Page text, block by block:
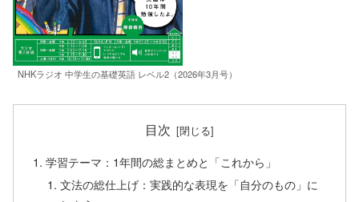
NHKラジオ 中学生の基礎英語 レベル2（2026年3月号）
目次
学習テーマ：1年間の総まとめと「これから」
文法の総仕上げ：実践的な表現を「自分のもの」に